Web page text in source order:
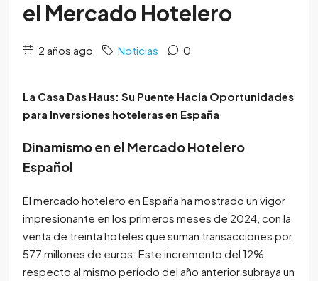
el Mercado Hotelero
2 años ago Noticias 0
La Casa Das Haus: Su Puente Hacia Oportunidades
para Inversiones hoteleras en España
Dinamismo en el Mercado Hotelero
Español
El mercado hotelero en España ha mostrado un vigor
impresionante en los primeros meses de 2024, con la
venta de treinta hoteles que suman transacciones por
577 millones de euros. Este incremento del 12%
respecto al mismo período del año anterior subraya un